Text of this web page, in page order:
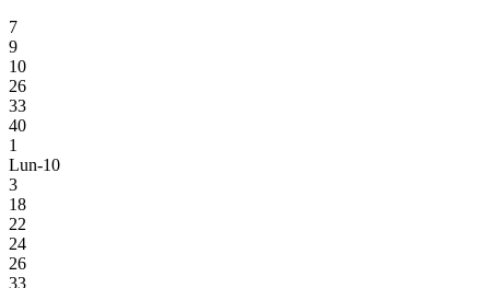
7
9
10
26
33
40
1
Lun-10
3
18
22
24
26
33